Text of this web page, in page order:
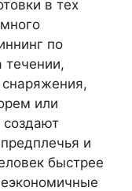
в тех
по
течении,
или
создают
и
быстрее